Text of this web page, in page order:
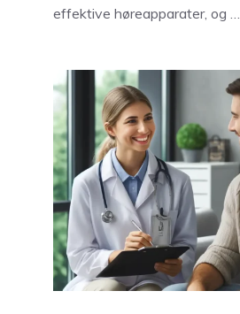
effektive høreapparater, og …